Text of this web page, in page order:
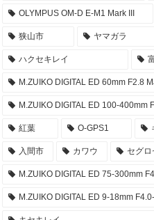
OLYMPUS OM-D E-M1 Mark III
狭山市 ヤマガラ
ハクセキレイ
M.ZUIKO DIGITAL ED 60mm F2.8
M.ZUIKO DIGITAL ED 100-400mm
紅葉 O-GPS1
入間市 カワウ セグロ
M.ZUIKO DIGITAL ED 75-300mm
M.ZUIKO DIGITAL ED 9-18mm